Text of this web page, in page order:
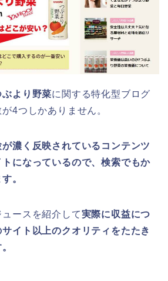
ぶより野菜に関する特化型ブログ
4つしかありません。
が濃く反映されているコンテンツ
になっているので、検索でもか
。
ースを紹介して実際に収益につ
イト以上のクオリティをたたき